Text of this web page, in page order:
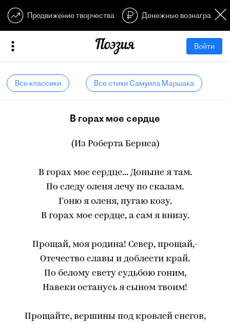
Продвижение творчества Денежные
Войти
Все классики Все стихи Самуила Маршака
В горах мое сердце
(Из Роберта Бернса)
В горах мое сердце... Доныне я там.
По следу оленя лечу по скалам.
Гоню я оленя, пугаю козу.
В горах мое сердце, а сам я внизу.
Прощай, моя родина! Север, прощай,-
Отечество славы и доблести край.
По белому свету судьбою гоним,
Навеки останусь я сыном твоим!
Прощайте, вершины под кровлей снегов,